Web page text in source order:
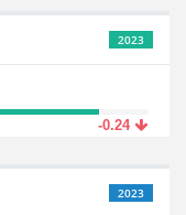
2023
-0.24
2023